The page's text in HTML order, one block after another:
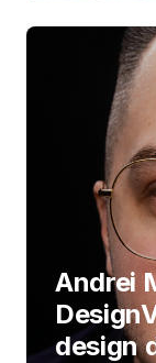
Andrei
design